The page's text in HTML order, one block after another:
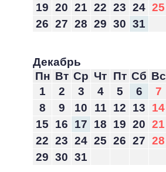
19 20 21 22 23 24 25
26 27 28 29 30 31
Декабрь
Пн Вт Ср Чт Пт Сб Вс
1
2 3 4 5 6
7
8
9 10 11 12 13
14
15
16 17 18 19 20 21
22 23 24 25 26 27 28
29 30 31